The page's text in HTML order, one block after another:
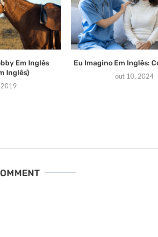
Em Inglês
Inglês)
Eu Imagino Em Inglês:
out 10, 2024